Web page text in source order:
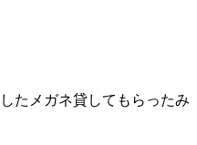
たメガネ貸してもらったみ